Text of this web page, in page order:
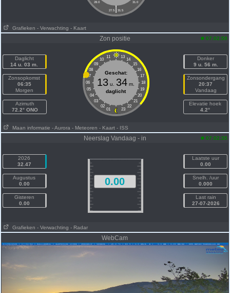
28.0 31.0
|
27.5 31.5
Grafieken - Verwachting - Kaart
Zon positie 07:02:59
Daglicht
14 u. 03 m.
Zonsopkomst
06:35
Morgen
Azimuth
72.2° ONO
11 13
10
14
09
15
08
16
07
17
06
18
05
19
04
20
03
21
02
22
01 23
Geschat:
13 u. 34 m.
daglicht
Donker
9 u. 56 m.
Zonsondergang
20:37
Vandaag
Elevatie hoek
4.2°
Maan informatie - Aurora - Meteoren - Kaart - ISS
Neerslag Vandaag - in 07:02:35
2026
32.47
Augustus
0.00
Gisteren
0.00
0.00
Laatste uur
0.00
Snelh. /uur
0.000
Last rain
27-07-2026
Grafieken - Verwachting - Radar
WebCam